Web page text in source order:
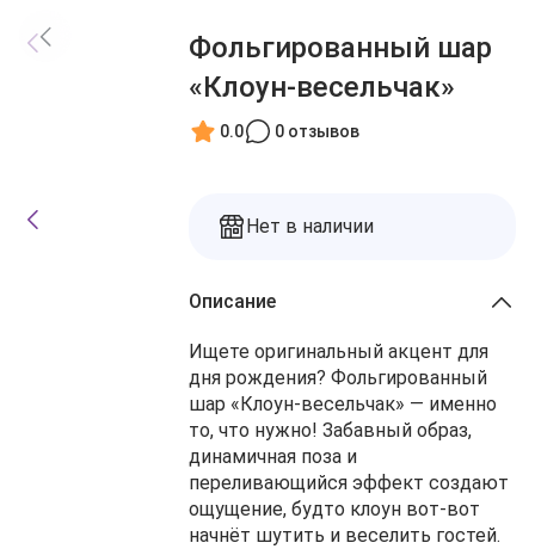
Блог
О нас
Заказы
Фольгированный шар
«Клоун‑весельчак»
0.0 0 отзывов
Нет в наличии
Описание
Ищете оригинальный акцент для
дня рождения? Фольгированный
шар «Клоун‑весельчак» — именно
то, что нужно! Забавный образ,
динамичная поза и
переливающийся эффект создают
ощущение, будто клоун вот‑вот
начнёт шутить и веселить гостей.